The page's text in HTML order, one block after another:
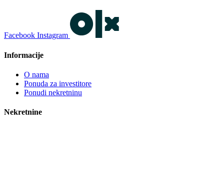
Facebook Instagram
Informacije
O nama
Ponuda za investitore
Ponudi nekretninu
Nekretnine